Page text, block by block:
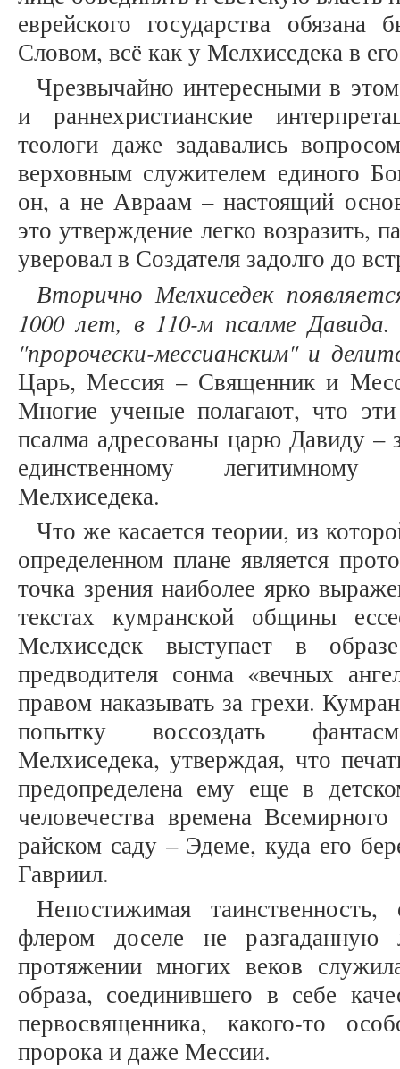
еврейского государства
Словом, всё как у Мелхиседека в
Чрезвычайно интересными в
и ранне­христианские
теологи даже задавались
верховным служителем единого
он, а не Авраам – настоящий
это утверждение легко возразить,
уверовал в Создателя задолго до
Вторично Мелхиседек
1000 лет, в 110-м псалме
"пророчески-мессианским" и
Царь, Мессия – Священник и
Многие ученые полагают, что эти
псалма адресованы царю Давиду –
единственному легитимному
Мелхиседека.
Что же касается теории, из
определенном плане является
точка зрения наиболее ярко
текстах кумранской общины
Мелхиседек выступает в
предводителя сонма «вечных
правом наказывать за грехи.
попытку воссоздать
Мелхиседека, утверждая, что
предопределена ему еще в
человечества времена
райском саду – Эдеме, куда его
Гавриил.
Непостижимая
флером доселе не разгаданную
протяжении многих веков
образа, соединившего в себе
первосвященника, какого-то
пророка и даже Мессии.